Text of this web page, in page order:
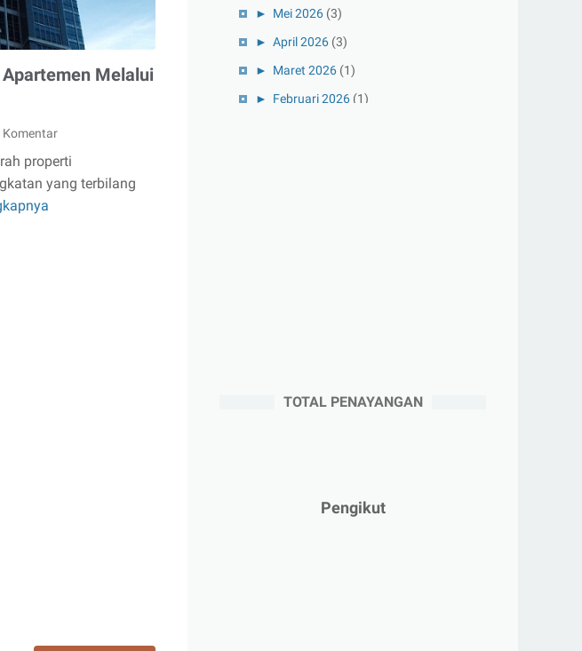
Melalui
Komentar
properti
yang terbilang
► Mei 2026 (3)
► April 2026 (3)
► Maret 2026 (1)
► Februari 2026 (1)
April 2025 (5)
TOTAL PENAYANGAN
Pengikut